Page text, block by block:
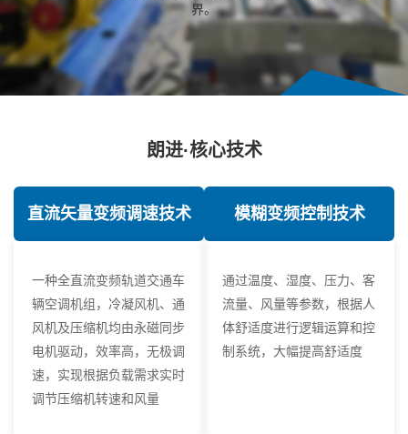
界。
朗进·核心技术
直流矢量变频调速技术
一种全直流变频轨道交通车
辆空调机组，冷凝风机、通
风机及压缩机均由永磁同步
电机驱动，效率高，无极调
速，实现根据负载需求实时
调节压缩机转速和风量
模糊变频控制技术
通过温度、湿度、压力、客
流量、风量等参数，根据人
体舒适度进行逻辑运算和控
制系统，大幅提高舒适度